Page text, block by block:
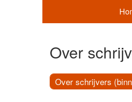
Over
Over schrijvers